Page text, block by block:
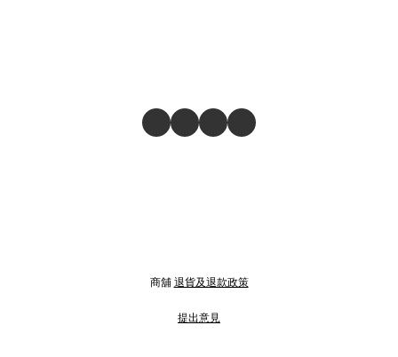
商舖 退貨及退款政策
提出意見